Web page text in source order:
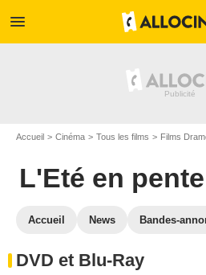
menu
Accueil Cinéma Tous les films Films
L'Eté en
Accueil News Bandes-
DVD et Blu-Ray